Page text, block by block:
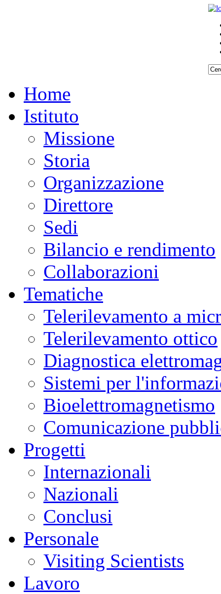
Home
Istituto
Missione
Storia
Organizzazione
Direttore
Sedi
Bilancio e rendimento
Collaborazioni
Tematiche
Telerilevamento a
Telerilevamento ottico
Diagnostica
Sistemi per
Bioelettromagnetismo
Comunicazione
Progetti
Internazionali
Nazionali
Conclusi
Personale
Visiting Scientists
Lavoro